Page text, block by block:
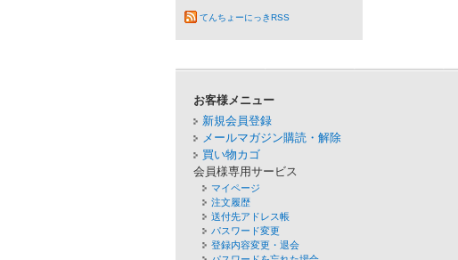
てんちょーにっきRSS
お客様メニュー
新規会員登録
メールマガジン購読・解除
買い物カゴ
会員様専用サービス
マイページ
注文履歴
送付先アドレス帳
パスワード変更
登録内容変更・退会